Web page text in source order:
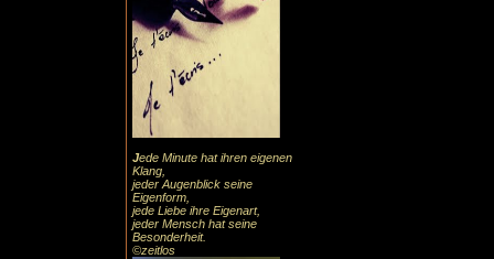
Jede Minute hat ihren eigenen
Klang,
jeder Augenblick seine
Eigenform,
jede Liebe ihre Eigenart,
jeder Mensch hat seine
Besonderheit.
©zeitlos